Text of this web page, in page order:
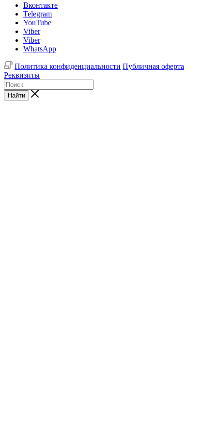
Вконтакте
Telegram
YouTube
Viber
Viber
WhatsApp
Политика конфиденциальности Публичная оферта
Реквизиты
Найти